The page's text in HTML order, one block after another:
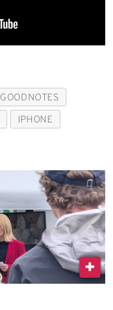
GOODNOTES
IPHONE